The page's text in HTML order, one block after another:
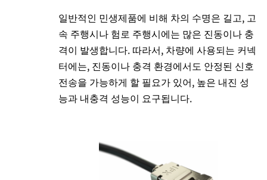
일반적인 민생제품에 비해 차의 수명은 길고, 고
속 주행시나 험로 주행시에는 많은 진동이나 충
격이 발생합니다. 따라서, 차량에 사용되는 커넥
터에는, 진동이나 충격 환경에서도 안정된 신호
전송을 가능하게 할 필요가 있어, 높은 내진 성
능과 내충격 성능이 요구됩니다.